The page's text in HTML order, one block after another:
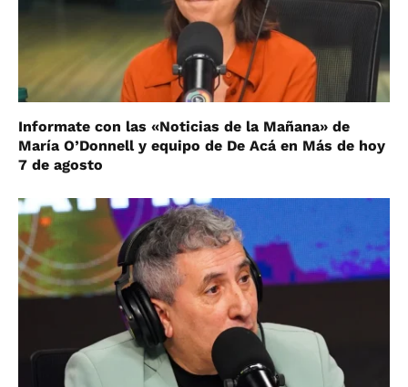
Informate con las «Noticias de la Mañana» de
María O’Donnell y equipo de De Acá en Más de hoy
7 de agosto